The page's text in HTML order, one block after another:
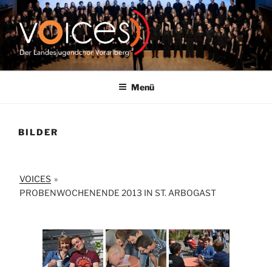
Zum
Inhalt
springen
VOICES |
LANDESJUGENDCHOR
Menü
BILDER
VOICES »
PROBENWOCHENENDE 2013 IN ST. ARBOGAST